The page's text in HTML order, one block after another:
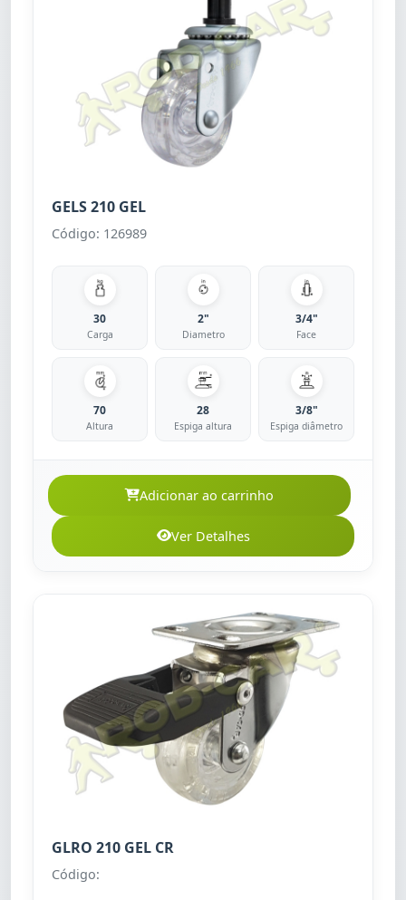
GELS 210 GEL
Código: 126989
30
Carga
2"
Diametro
3/4"
Face
70
Altura
28
Espiga altura
3/8"
Espiga diâmetro
Adicionar ao carrinho
Ver Detalhes
GLRO 210 GEL CR
Código: